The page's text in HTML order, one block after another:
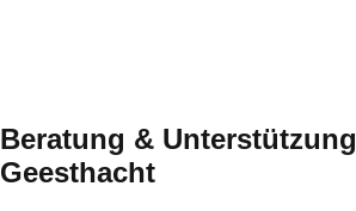
Beratung & Unterstützung
Geesthacht